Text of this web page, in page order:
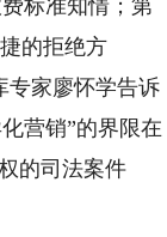
标准知情；第
的拒绝方
专家廖怀学告诉
营销”的界限在
的司法案件